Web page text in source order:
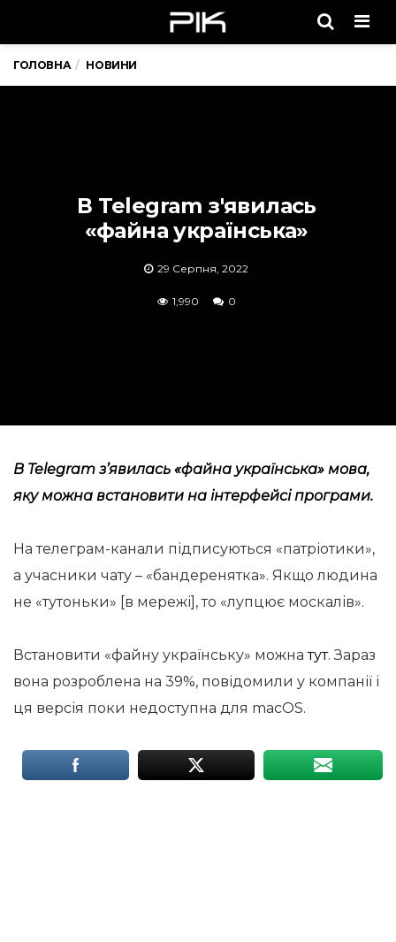
ГОЛОВНА НОВИНИ
В Telegram з'явилась
«файна українська»
29 Серпня, 2022
1,990 0
В Telegram з’явилась «файна українська» мова,
яку можна встановити на інтерфейсі програми.
На телеграм-канали підписуються «патріотики»,
а учасники чату – «бандеренятка». Якщо людина
не «тутоньки» [в мережі], то «лупцює москалів».
Встановити «файну українську» можнатут. Зараз
вона розроблена на 39%, повідомили у компанії і
ця версія поки недоступна для macOS.